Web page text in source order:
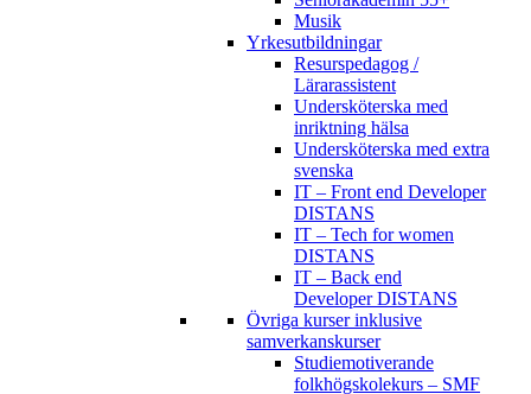
Musik
Yrkesutbildningar
Resurspedagog /
Lärarassistent
Undersköterska med
inriktning hälsa
Undersköterska med extra
svenska
IT – Front end Developer
DISTANS
IT – Tech for women
DISTANS
IT – Back end
Developer DISTANS
Övriga kurser inklusive
samverkanskurser
Studiemotiverande
folkhögskolekurs – SMF